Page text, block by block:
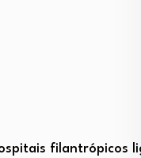
filantrópicos